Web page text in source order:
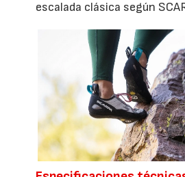
escalada clásica según